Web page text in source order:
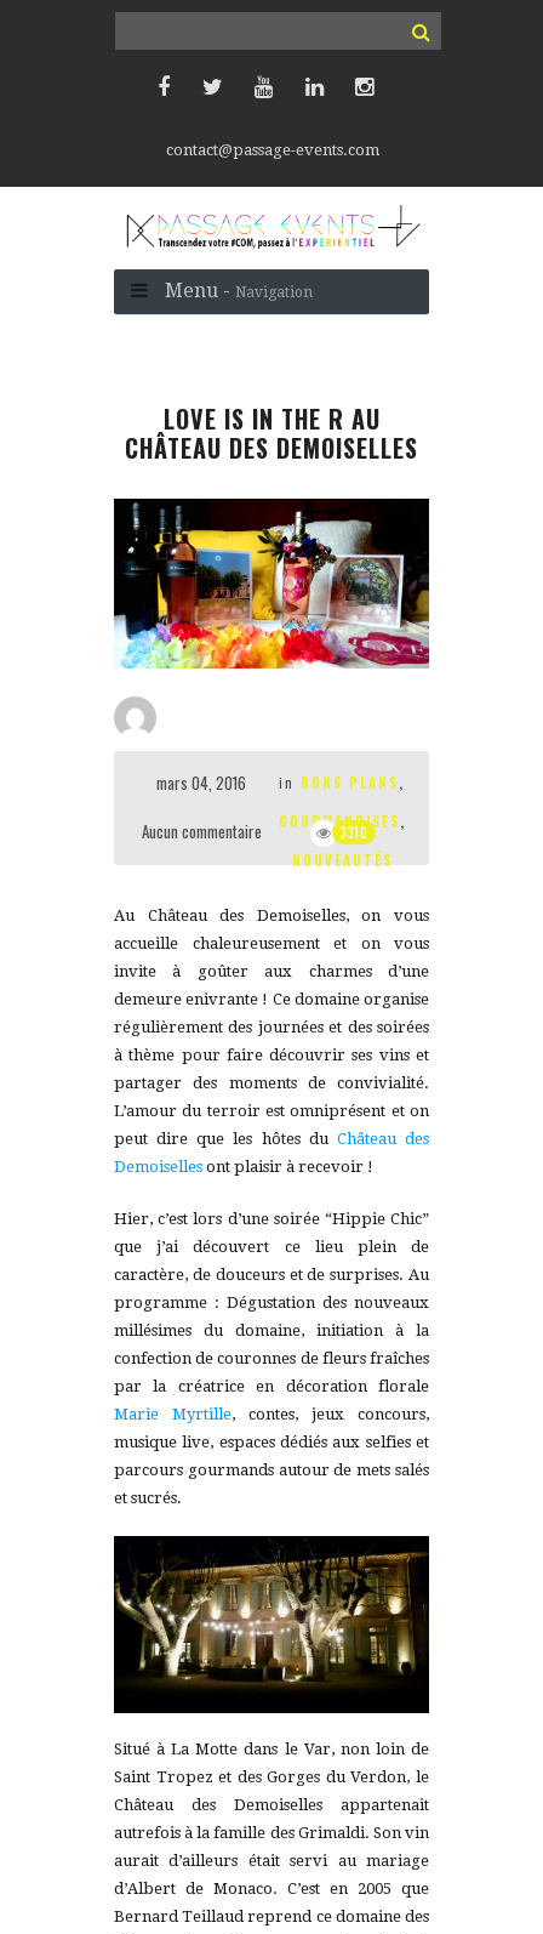
contact@passage-events.com
Menu - Navigation
LOVE IS IN THE R AU
CHÂTEAU DES DEMOISELLES
mars 04, 2016 in BONS PLANS,
GOURMANDISES,
NOUVEAUTÉS
Aucun commentaire 3310
Au Château des Demoiselles, on vous
accueille chaleureusement et on vous
invite à goûter aux charmes d’une
demeure enivrante ! Ce domaine organise
régulièrement des journées et des soirées
à thème pour faire découvrir ses vins et
partager des moments de convivialité.
L’amour du terroir est omniprésent et on
peut dire que les hôtes du Château des
Demoiselles ont plaisir à recevoir !
Hier, c’est lors d’une soirée “Hippie Chic”
que j’ai découvert ce lieu plein de
caractère, de douceurs et de surprises. Au
programme : Dégustation des nouveaux
millésimes du domaine, initiation à la
confection de couronnes de fleurs fraîches
par la créatrice en décoration florale
Marie Myrtille, contes, jeux concours,
musique live, espaces dédiés aux selfies et
parcours gourmands autour de mets salés
et sucrés.
Situé à La Motte dans le Var, non loin de
Saint Tropez et des Gorges du Verdon, le
Château des Demoiselles appartenait
autrefois à la famille des Grimaldi. Son vin
aurait d’ailleurs était servi au mariage
d’Albert de Monaco. C’est en 2005 que
Bernard Teillaud reprend ce domaine des